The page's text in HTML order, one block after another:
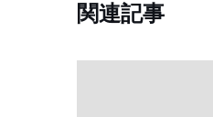
関連記事